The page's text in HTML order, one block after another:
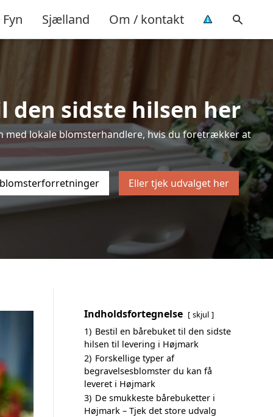
Fyn Sjælland Om / kontakt
sidste hilsen her
med lokale blomsterhandlere, hvis du foretrækker at
Eller tjek udvalget her
Indholdsfortegnelse skjul
1) Bestil en bårebuket til den sidste
hilsen til levering i Højmark
2) Forskellige typer af
begravelsesblomster du kan få
leveret i Højmark
3) De smukkeste bårebuketter i
Højmark – Tjek det store udvalg